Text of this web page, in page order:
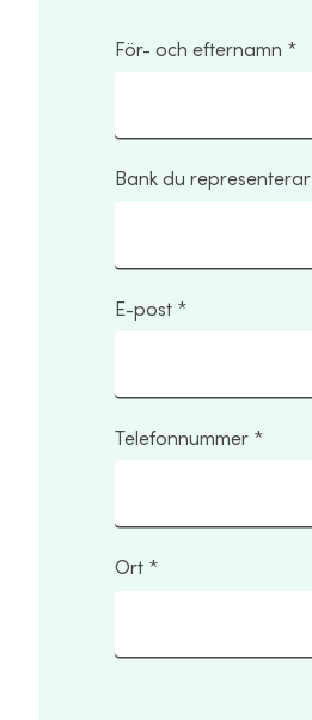
För- och efternamn
Bank du representerar
E-post
Telefonnummer
Ort